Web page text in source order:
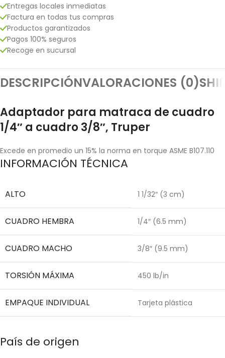
Entregas locales inmediatas
Factura en todas tus compras
Productos garantizados
Pagos 100% seguros
Recoge en sucursal
DESCRIPCIÓNVALORACIONES (0)
Adaptador para matraca de cuadro
1/4″ a cuadro 3/8″, Truper
Excede en promedio un 15% la norma en torque ASME B107.110
INFORMACIÓN TÉCNICA
ALTO 1 1/32″ (3 cm)
CUADRO HEMBRA 1/4″ (6.5 mm)
CUADRO MACHO 3/8″ (9.5 mm)
TORSIÓN MÁXIMA 450 lb/in
EMPAQUE INDIVIDUAL Tarjeta plástica
País de origen